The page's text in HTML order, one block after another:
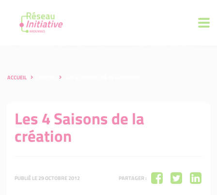
ACCUEIL
Les 4 Saisons de la
création
PUBLIÉ LE 29 OCTOBRE 2012 PARTAGER :